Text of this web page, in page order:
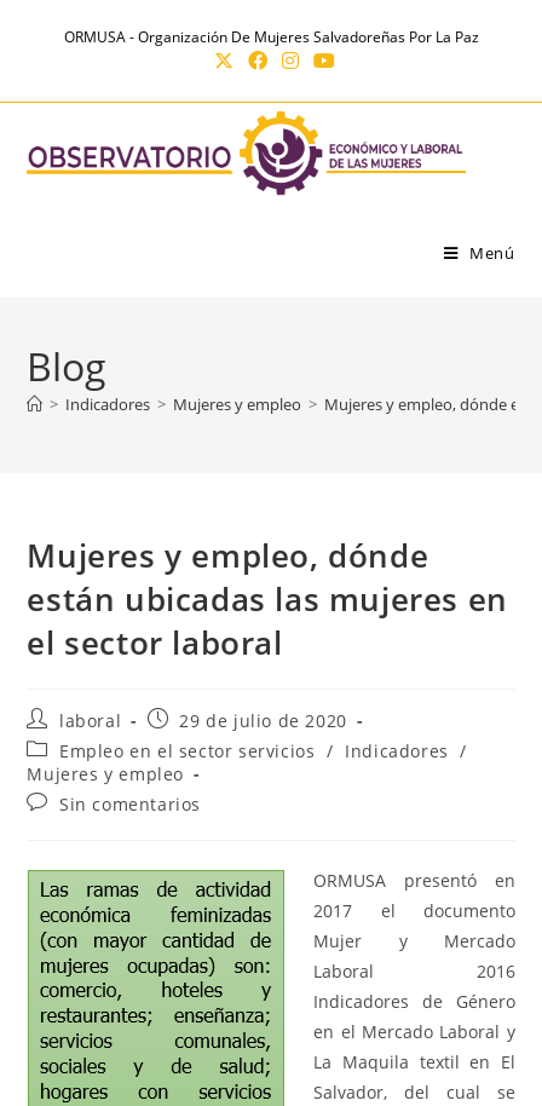
ORMUSA - Organización De Mujeres Salvadoreñas Por La Paz
Menú
Blog
> Indicadores > Mujeres y empleo > Mujeres y empleo, dónde
Mujeres y empleo, dónde
están ubicadas las mujeres en
el sector laboral
Autor
de
la
entrada:
laboral
Publicación
la
entrada:
29 de julio de 2020
Categoría
de
la
entrada:
Empleo en el sector servicios / Indicadores
/
Mujeres y empleo
Comentarios
entrada:
Sin comentarios
ORMUSA presentó en
2017 el documento
Mujer y Mercado
Laboral 2016
Indicadores de Género
en el Mercado Laboral y
La Maquila textil en El
Salvador, del cual se